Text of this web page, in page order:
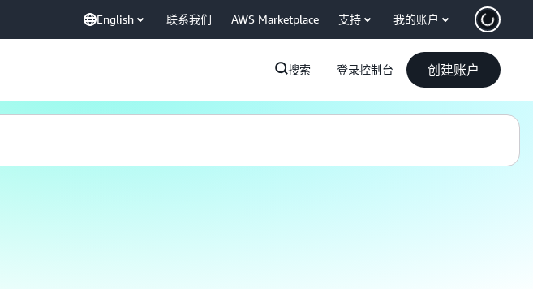
English 联系我们 AWS Marketplace 支持 我的账户
搜索 登录控制台 创建账户